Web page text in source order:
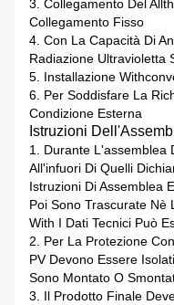
3. Collegamento Del
Collegamento Fisso
4. Con La Capacità Di
Radiazione Ultravioletta
5. Installazione
6. Per Soddisfare La
Condizione Esterna
Istruzioni
1. Durante L'assemblea
All'infuori Di Quelli
Istruzioni Di Assemblea
Poi Sono Trascurate Nè
With I Dati Tecnici Può
2. Per La Protezione
PV Devono Essere
Sono Montato O
3. Il Prodotto Finale